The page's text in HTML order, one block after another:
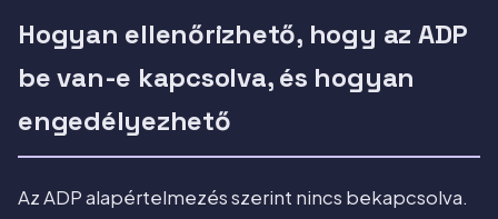
Hogyan ellenőrizhető, hogy az ADP
be van-e kapcsolva, és hogyan
engedélyezhető
Az ADP alapértelmezés szerint nincs bekapcsolva.